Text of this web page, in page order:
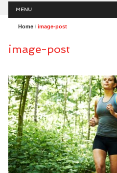
Menu
MENU
Home/ image-post
image-post